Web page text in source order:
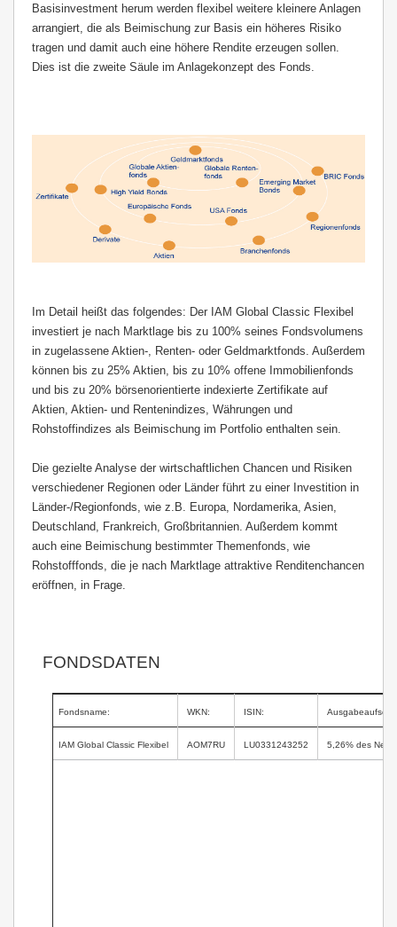
Basisinvestment herum werden flexibel weitere kleinere Anlagen
arrangiert, die als Beimischung zur Basis ein höheres Risiko
tragen und damit auch eine höhere Rendite erzeugen sollen.
Dies ist die zweite Säule im Anlagekonzept des Fonds.
Im Detail heißt das folgendes: Der IAM Global Classic Flexibel
investiert je nach Marktlage bis zu 100% seines Fondsvolumens
in zugelassene Aktien-, Renten- oder Geldmarktfonds. Außerdem
können bis zu 25% Aktien, bis zu 10% offene Immobilienfonds
und bis zu 20% börsenorientierte indexierte Zertifikate auf
Aktien, Aktien- und Rentenindizes, Währungen und
Rohstoffindizes als Beimischung im Portfolio enthalten sein.
Die gezielte Analyse der wirtschaftlichen Chancen und Risiken
verschiedener Regionen oder Länder führt zu einer Investition in
Länder-/Regionfonds, wie z.B. Europa, Nordamerika, Asien,
Deutschland, Frankreich, Großbritannien. Außerdem kommt
auch eine Beimischung bestimmter Themenfonds, wie
Rohstofffonds, die je nach Marktlage attraktive Renditenchancen
eröffnen, in Frage.
FONDSDATEN
Fondsname:
IAM Global Classic Flexibel
WKN:
AOM7RU
ISIN:
LU0331243252 5,26% des